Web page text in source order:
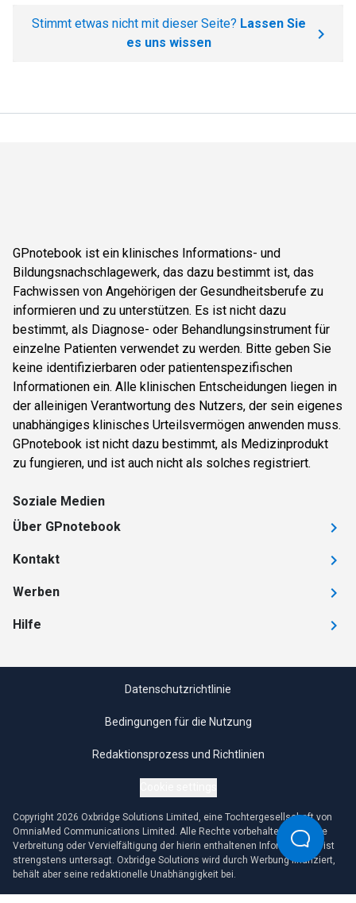
Stimmt etwas nicht mit dieser Seite? Lassen Sie
es uns wissen
GPnotebook ist ein klinisches Informations- und
Bildungsnachschlagewerk, das dazu bestimmt ist, das
Fachwissen von Angehörigen der Gesundheitsberufe zu
informieren und zu unterstützen. Es ist nicht dazu
bestimmt, als Diagnose- oder Behandlungsinstrument für
einzelne Patienten verwendet zu werden. Bitte geben Sie
keine identifizierbaren oder patientenspezifischen
Informationen ein. Alle klinischen Entscheidungen liegen in
der alleinigen Verantwortung des Nutzers, der sein eigenes
unabhängiges klinisches Urteilsvermögen anwenden muss.
GPnotebook ist nicht dazu bestimmt, als Medizinprodukt
zu fungieren, und ist auch nicht als solches registriert.
Soziale Medien
Über GPnotebook
Kontakt
Werben
Hilfe
Datenschutzrichtlinie
Bedingungen für die Nutzung
Redaktionsprozess und Richtlinien
Copyright 2026 Oxbridge Solutions Limited, eine Tochtergesellschaft von
OmniaMed Communications Limited. Alle Rechte vorbehalten. Jegliche
Verbreitung oder Vervielfältigung der hierin enthaltenen Informationen ist
strengstens untersagt. Oxbridge Solutions wird durch Werbung finanziert,
behält aber seine redaktionelle Unabhängigkeit bei.